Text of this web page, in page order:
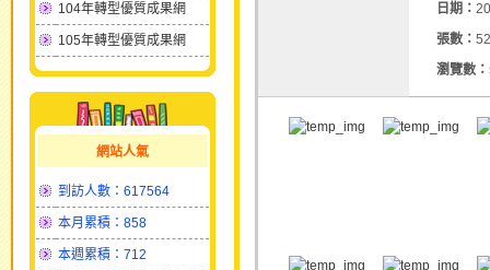
104年轉型優質成果網
105年轉型優質成果網
網站人氣
到訪人數：617564
本月累積：858
本週累積：712
日期：
張數：
瀏覽數：